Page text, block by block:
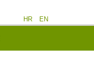
HR EN